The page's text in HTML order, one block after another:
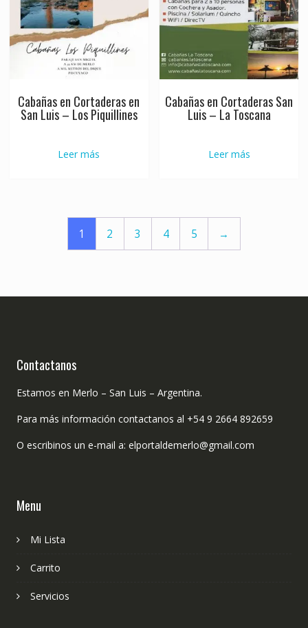
Cabañas en Cortaderas en
San Luis – Los Piquillines
Leer más
Cabañas en Cortaderas San
Luis – La Toscana
Leer más
1 2 3 4 5 →
Contactanos
Estamos en Merlo – San Luis – Argentina.
Para más información contactanos al +54 9 2664 892659
O escribinos un e-mail a: elportaldemerlo@gmail.com
Menu
Mi Lista
Carrito
Servicios